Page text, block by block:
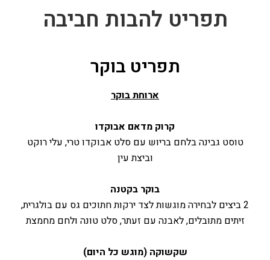
תפריט להבות חביבה
תפריט בוקר
ארוחת בוקר
קרוק מדאם אבוקדו
טוסט גבינה בלחם בריוש עם סלט אבוקדו טרי, עלי רוקט
וביצת עין
בוקר בקטנה
2 ביצים לבחירה מוגשות לצד ירקות חתוכים גס עם בולגרית,
זיתים מתובלים, לאבנה עם זעתר, סלט טונה ולחם מחמצת
שקשוקה (מוגש כל היום)